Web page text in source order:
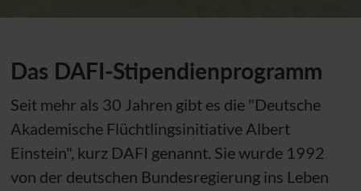
Das DAFI-Stipendienprogramm
Seit mehr als 30 Jahren gibt es die "Deutsche
Akademische Flüchtlingsinitiative Albert
Einstein", kurz DAFI genannt. Sie wurde 1992
von der deutschen Bundesregierung ins Leben